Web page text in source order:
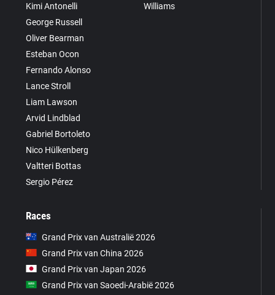
Kimi Antonelli
George Russell
Oliver Bearman
Esteban Ocon
Fernando Alonso
Lance Stroll
Liam Lawson
Arvid Lindblad
Gabriel Bortoleto
Nico Hülkenberg
Valtteri Bottas
Sergio Pérez
Williams
Races
Grand Prix van Australië 2026
Grand Prix van China 2026
Grand Prix van Japan 2026
Grand Prix van Saoedi-Arabië 2026